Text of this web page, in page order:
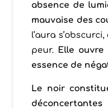
absence de
mauvaise des
l’aura
peur. Elle
essence de
Le noir